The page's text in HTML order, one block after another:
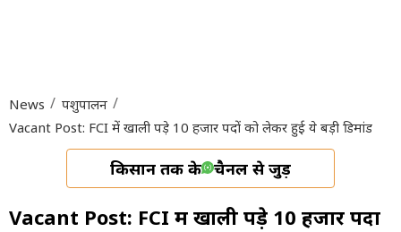
News
पशुपालन
Vacant Post: FCI में खाली पड़े 10 हजार पदों को लेकर हुई ये बड़ी डिमांड
किसान तक के चैनल से जुड़ें
Vacant Post: FCI में खाली पड़े 10 हजार पदों